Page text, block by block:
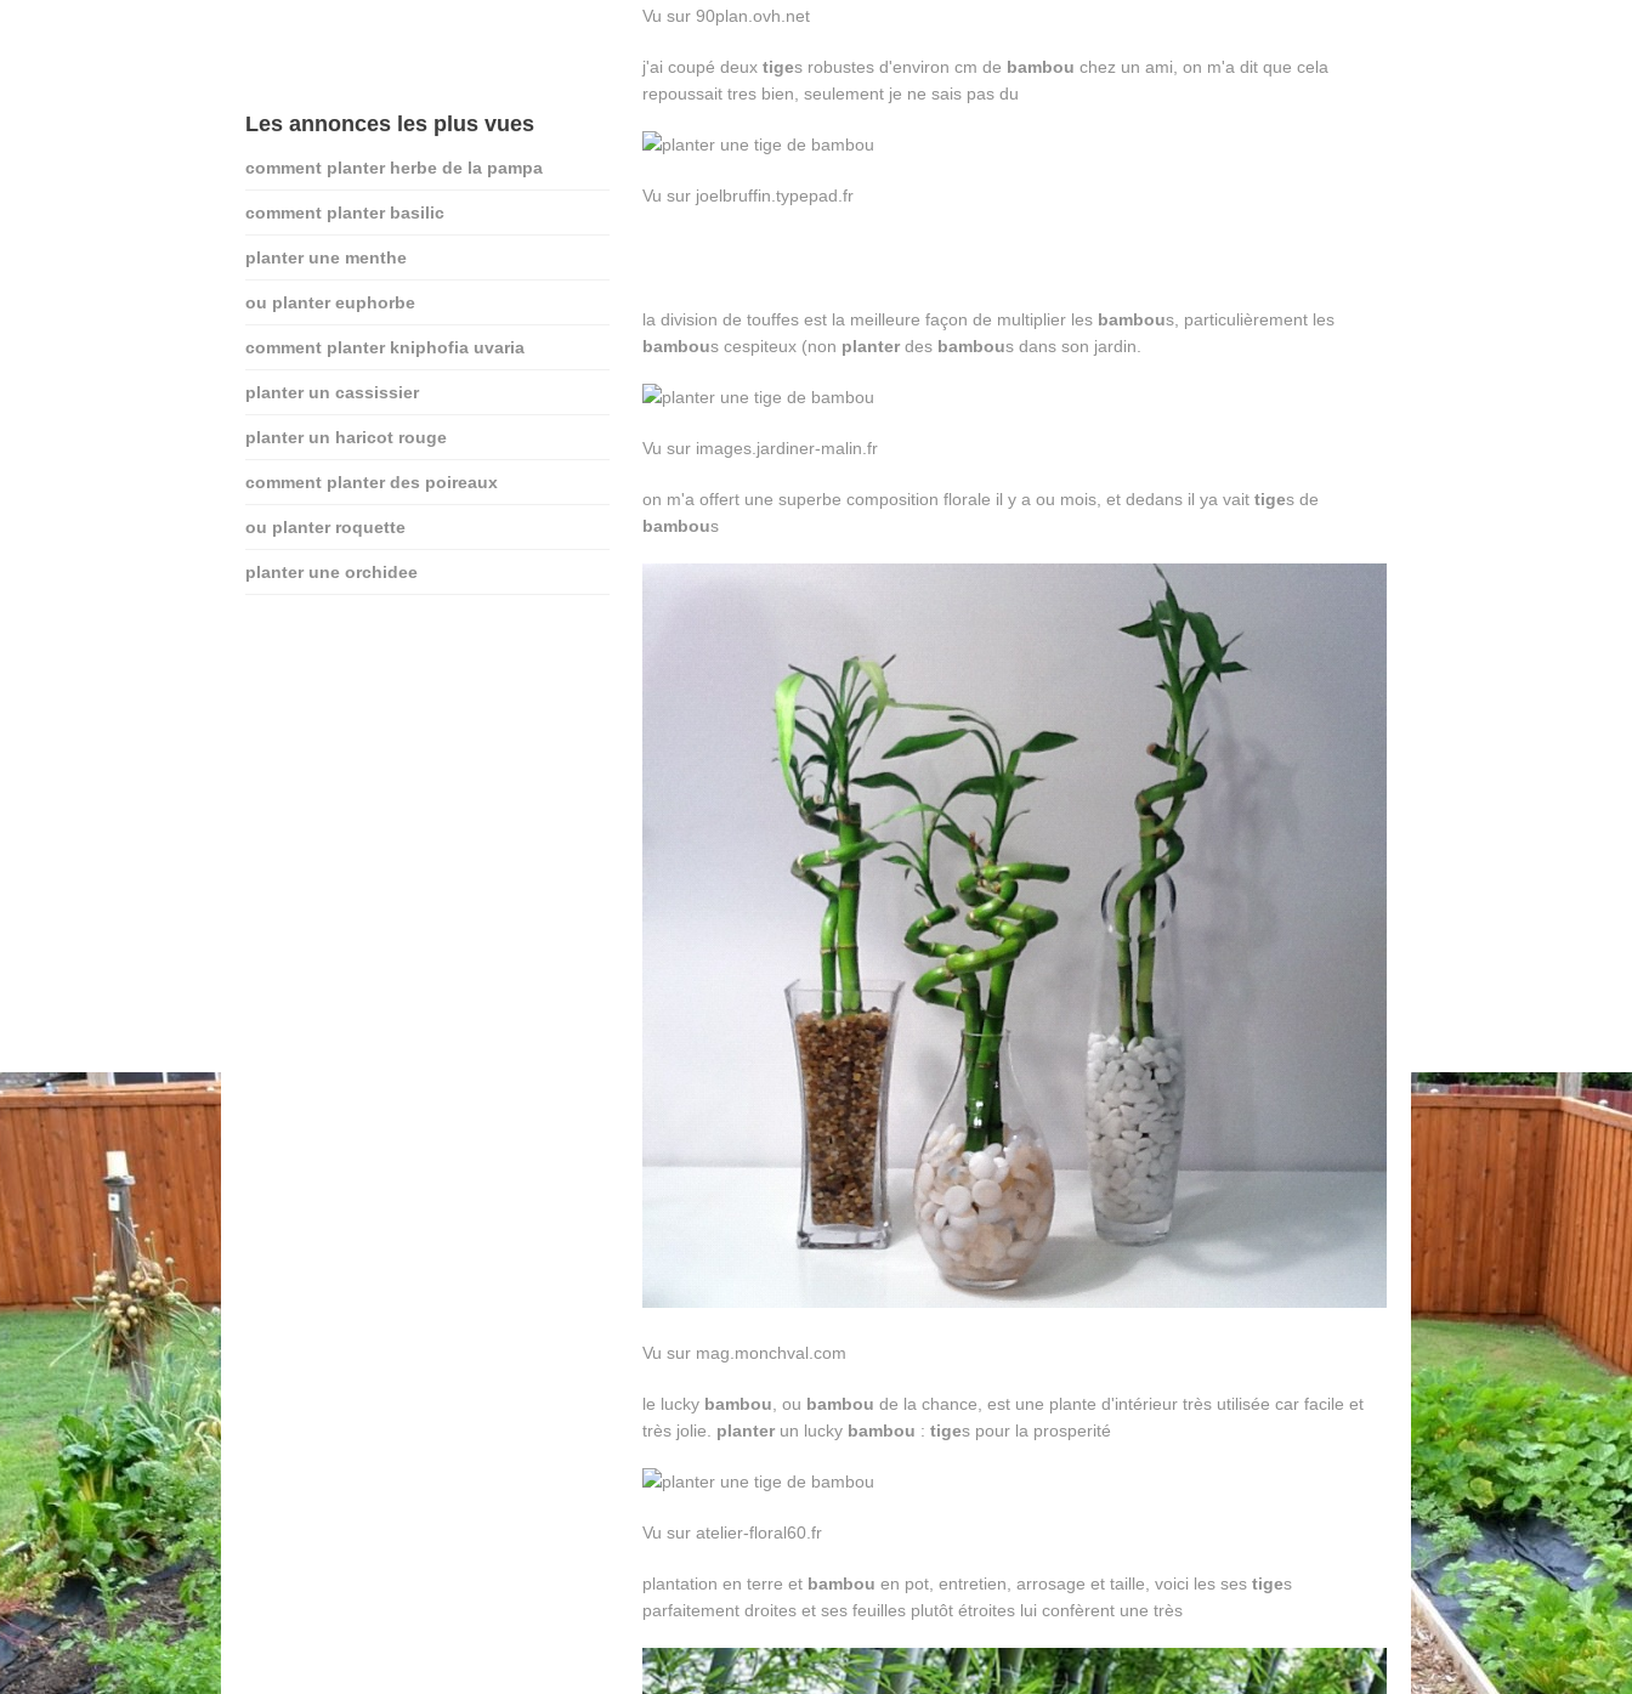
Vu sur 90plan.ovh.net
j'ai coupé deux tiges robustes d'environ cm de bambou chez un ami, on m'a dit que cela
repoussait tres bien, seulement je ne sais pas du
Vu sur joelbruffin.typepad.fr
la division de touffes est la meilleure façon de multiplier les bambous, particulièrement les
bambous cespiteux (non planterdes bambous dans son jardin.
Vu sur images.jardiner-malin.fr
on m'a offert une superbe composition florale il y a ou mois, et dedans il ya vait tiges de
bambous
Vu sur mag.monchval.com
le lucky bambou, ou bambou de la chance, est une plante d'intérieur très utilisée car facile et
très jolie. planterun lucky bambou : tiges pour la prosperité
Vu sur atelier-floral60.fr
plantation en terre et bambou en pot, entretien, arrosage et taille, voici les ses tiges
parfaitement droites et ses feuilles plutôt étroites lui confèrent une très
Les annonces les plus vues
comment planter herbe de la pampa
comment planter basilic
planter une menthe
ou planter euphorbe
comment planter kniphofia uvaria
planter un cassissier
planter un haricot rouge
comment planter des poireaux
ou planter roquette
planter une orchidee